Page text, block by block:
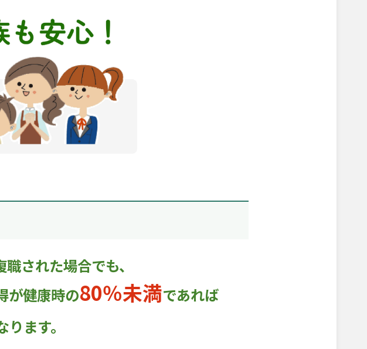
された場合でも、
が健康時の80％未満であれば
ります。